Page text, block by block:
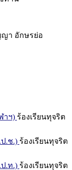
า อักษรย่อ
าฯ) ร้องเรียนทุจริต
.ช.) ร้องเรียนทุจริต
.ท.) ร้องเรียนทุจริต